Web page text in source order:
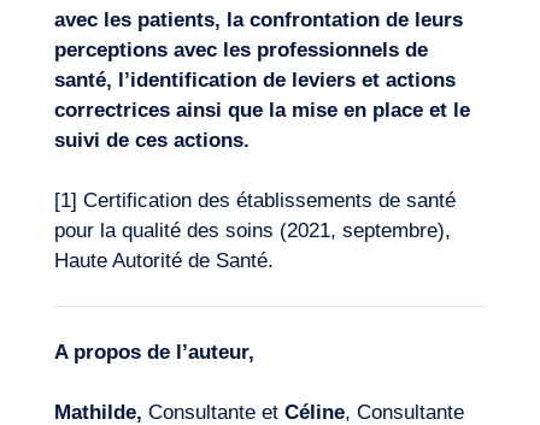
avec les patients, la confrontation de leurs
perceptions avec les professionnels de
santé, l’identification de leviers et actions
correctrices ainsi que la mise en place et le
suivi de ces actions.
[1] Certification des établissements de santé
pour la qualité des soins (2021, septembre),
Haute Autorité de Santé.
A propos de l’auteur,
Mathilde, Consultante et Céline, Consultante